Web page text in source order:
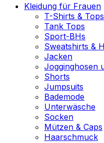
Kleidung für Frauen
T-Shirts & Tops
Tank Tops
Sport-BHs
Sweatshirts &
Jacken
Jogginghosen
Shorts
Jumpsuits
Bademode
Unterwäsche
Socken
Mützen & Caps
Haarschmuck